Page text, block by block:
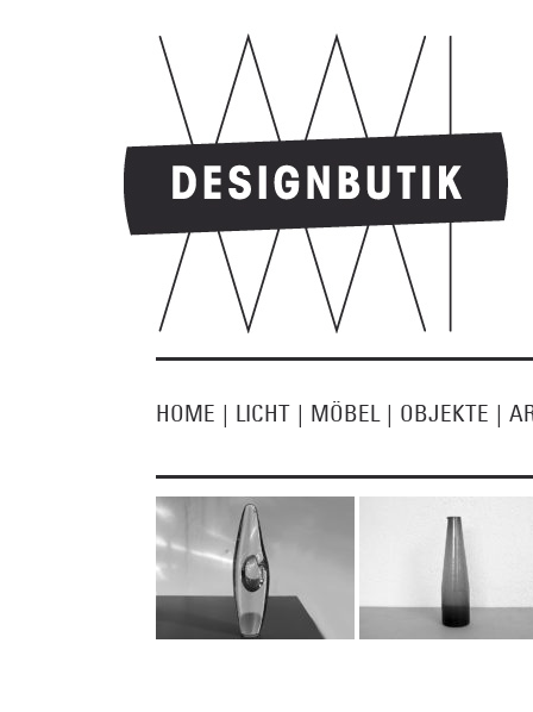
HOME | LICHT | MÖBEL | OBJEKTE |